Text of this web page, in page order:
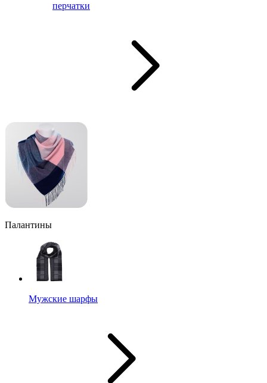
перчатки
Палантины
Мужские шарфы